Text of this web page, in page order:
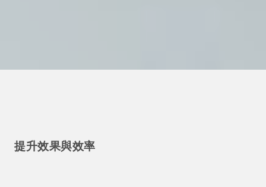
提升效果與效率